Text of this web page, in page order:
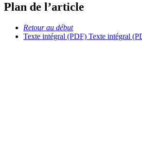
Plan de l’article
Retour au début
Texte intégral (PDF) Texte intégral